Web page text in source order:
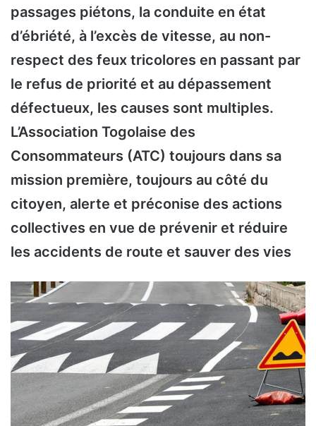
passages piétons, la conduite en état
d’ébriété, à l’excès de vitesse, au non-
respect des feux tricolores en passant par
le refus de priorité et au dépassement
défectueux, les causes sont multiples.
L’Association Togolaise des
Consommateurs (ATC) toujours dans sa
mission première, toujours au côté du
citoyen, alerte et préconise des actions
collectives en vue de prévenir et réduire
les accidents de route et sauver des vies